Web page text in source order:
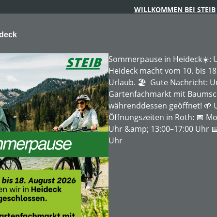
WILLKOMMEN BEI STEIB
FORSTTECHNIK BAUMSCHULE
Sommerpause in Heideck☀️:
Heideck macht vom 10. bis
Urlaub. 🏖️ Gute Nachricht:
Gartenfachmarkt mit
währenddessen geöffnet! 🌱
Öffnungszeiten in Roth: 📅
Uhr &amp; 13:00–17:00 Uhr
Uhr